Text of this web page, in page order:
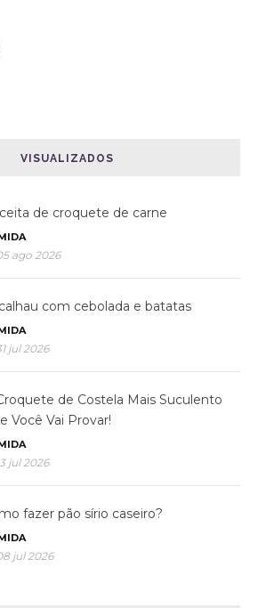
VISUALIZADOS
de croquete de carne
ago 2026
com cebolada e batatas
jul 2026
de Costela Mais Suculento
Você Vai Provar!
jul 2026
fazer pão sírio caseiro?
jul 2026